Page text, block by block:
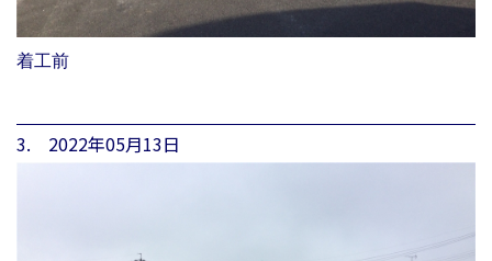
着工前
3. 2022年05月13日